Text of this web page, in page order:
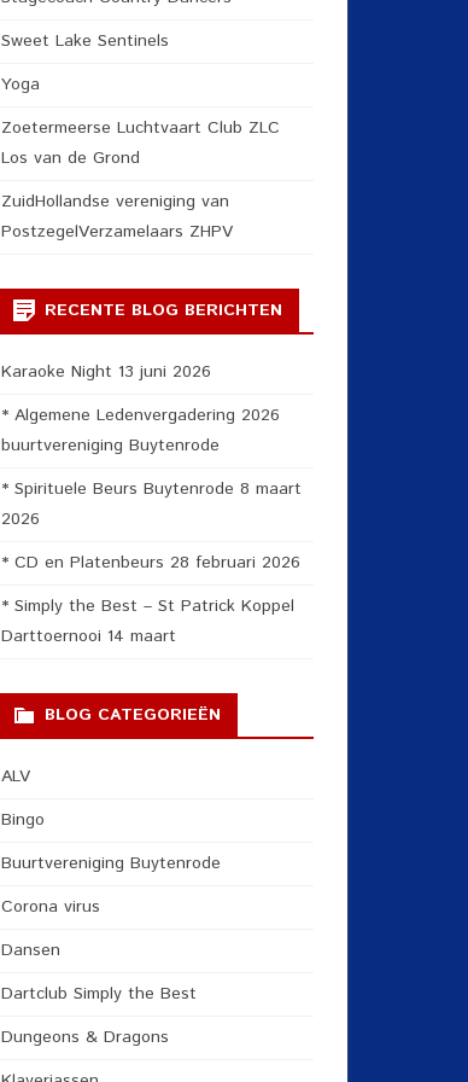
Sweet Lake Sentinels
Yoga
Zoetermeerse Luchtvaart Club ZLC
Los van de Grond
ZuidHollandse vereniging van
PostzegelVerzamelaars ZHPV
RECENTE BLOG BERICHTEN
Karaoke Night 13 juni 2026
* Algemene Ledenvergadering 2026
buurtvereniging Buytenrode
* Spirituele Beurs Buytenrode 8 maart
2026
* CD en Platenbeurs 28 februari 2026
* Simply the Best – St Patrick Koppel
Darttoernooi 14 maart
BLOG CATEGORIEËN
ALV
Bingo
Buurtvereniging Buytenrode
Corona virus
Dansen
Dartclub Simply the Best
Dungeons & Dragons